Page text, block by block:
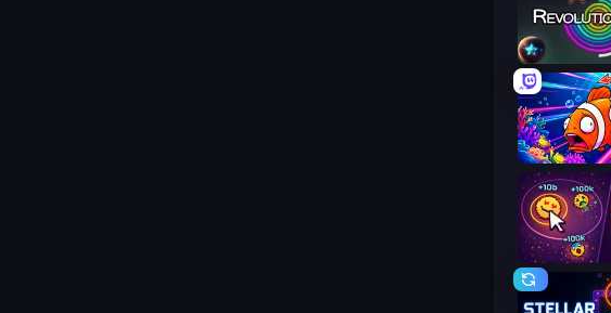
Revolution
Fish Catch
Dominate All